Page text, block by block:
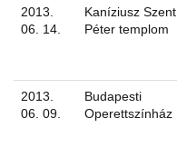
2013.
06. 14.
Kaníziusz Szent
Péter templom
2013.
06. 09.
Budapesti
Operettszínház